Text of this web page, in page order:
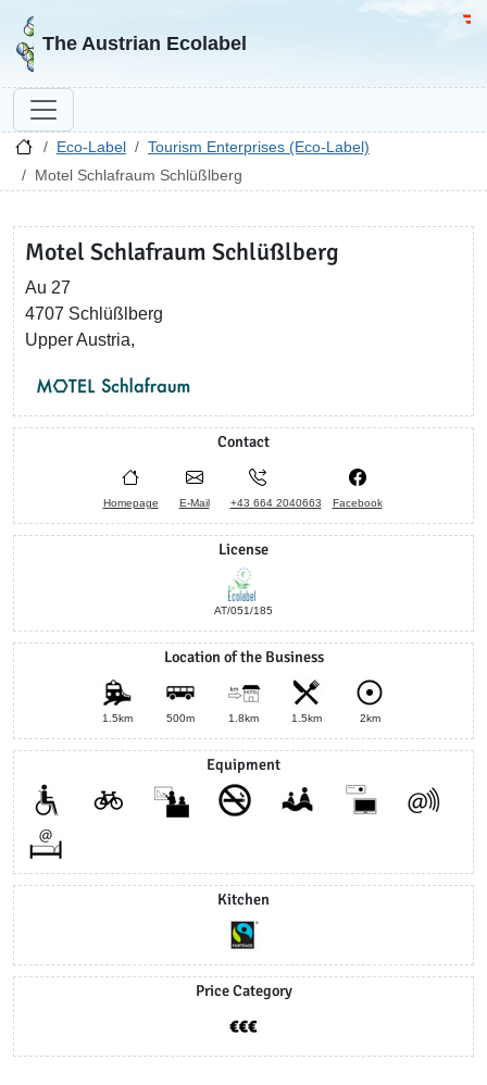
Go to homepage
The Austrian Ecolabel
Eco-Label
Tourism Enterprises (Eco-Label)
Motel Schlafraum Schlüßlberg
Motel Schlafraum Schlüßlberg
Au 27
4707 Schlüßlberg
Upper Austria,
Contact
Homepage E-Mail +43 664 2040663 Facebook
License
AT/051/185
Location of the Business
1.5km 500m 1.8km 1.5km 2km
Equipment
Kitchen
Price Category